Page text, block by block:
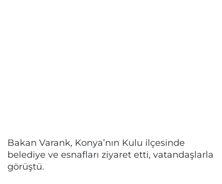
Bakan Varank, Konya’nın Kulu ilçesinde
belediye ve esnafları ziyaret etti, vatandaşlarla
görüştü.